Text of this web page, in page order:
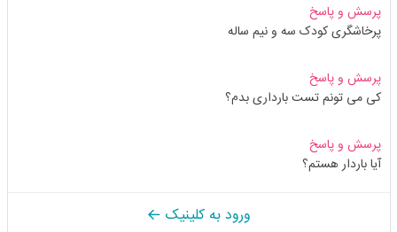
پرسش و پاسخ
پرخاشگری کودک سه و نیم ساله
پرسش و پاسخ
کی می تونم تست بارداری بدم؟
پرسش و پاسخ
آیا باردار هستم؟
ورود به کلینیک